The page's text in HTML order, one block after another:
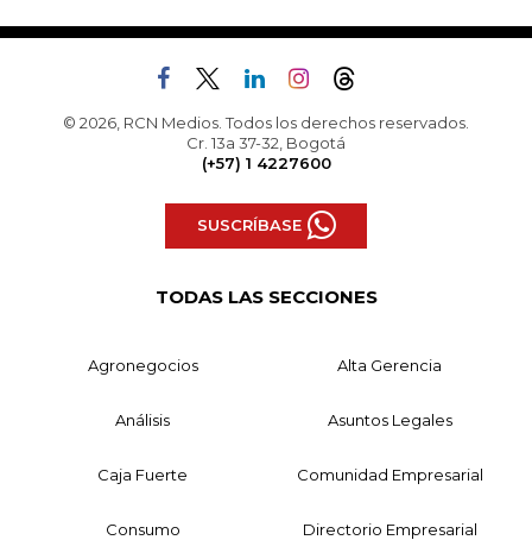
© 2026, RCN Medios. Todos los derechos reservados.
Cr. 13a 37-32, Bogotá
(+57) 1 4227600
SUSCRÍBASE
TODAS LAS SECCIONES
Agronegocios Alta Gerencia
Análisis Asuntos Legales
Caja Fuerte Comunidad Empresarial
Consumo Directorio Empresarial